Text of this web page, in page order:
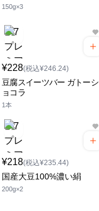
150g×3
¥228(税込¥246.24)
豆腐スイーツバー ガトーシ
ョコラ
1本
¥218(税込¥235.44)
国産大豆100%濃い絹
200g×2